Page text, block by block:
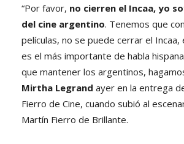
“Por favor, no cierren el Incaa, yo
del cine argentino. Tenemos que
películas, no se puede cerrar el Incaa,
es el más importante de habla
que mantener los argentinos,
Mirtha Legrand ayer en la entrega
Fierro de Cine, cuando subió al
Martín Fierro de Brillante.